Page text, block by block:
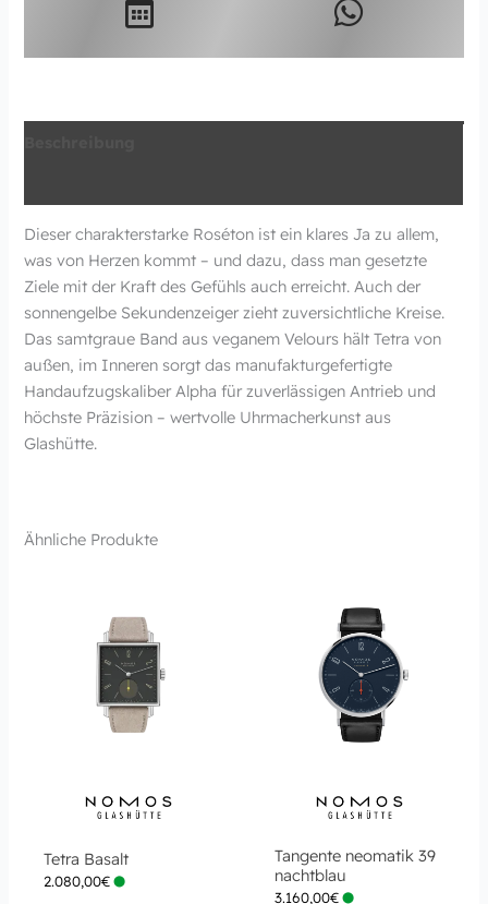
Dieser charakterstarke Roséton ist ein klares Ja zu allem,
was von Herzen kommt – und dazu, dass man gesetzte
Ziele mit der Kraft des Gefühls auch erreicht. Auch der
sonnengelbe Sekundenzeiger zieht zuversichtliche Kreise.
Das samtgraue Band aus veganem Velours hält Tetra von
außen, im Inneren sorgt das manufakturgefertigte
Handaufzugskaliber Alpha für zuverlässigen Antrieb und
höchste Präzision – wertvolle Uhrmacherkunst aus
Glashütte.
Ähnliche Produkte
Tetra Basalt
2.080,00€
Tangente neomatik 39
nachtblau
3.160,00€